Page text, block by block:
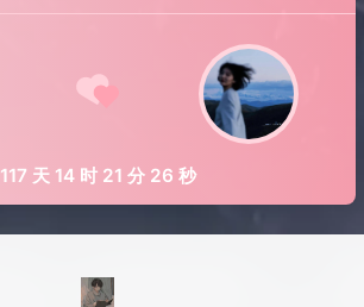
117 天 14 时 21 分 27 秒